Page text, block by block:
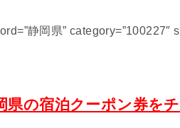
静岡県” category=”100227″
県の宿泊クーポン券を